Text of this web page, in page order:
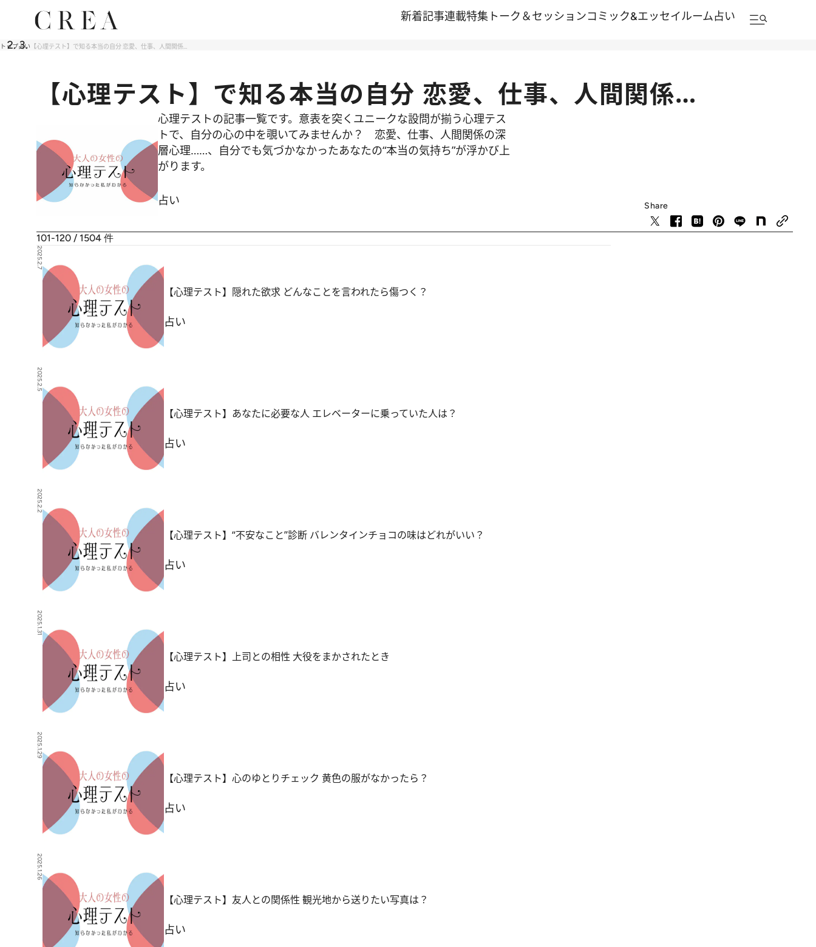
新着記事連載特集 トーク＆セッションコミック&エッセイルーム占い
トップ占い 【心理テスト】で知る本当の自分 恋愛、仕事、人間関係…
【心理テスト】で知る本当の自分 恋愛、仕事、人間関係…
心理テストの記事一覧です。意表を突くユニークな設問が揃う心理テス
トで、自分の心の中を覗いてみませんか？ 恋愛、仕事、人間関係の深
層心理……、自分でも気づかなかったあなたの“本当の気持ち”が浮かび上
がります。
占い Share
101-120 / 1504 件
2025.2.7
【心理テスト】隠れた欲求 どんなことを言われたら傷つく？
占い
2025.2.5
【心理テスト】あなたに必要な人 エレベーターに乗っていた人は？
占い
2025.2.2
【心理テスト】“不安なこと”診断 バレンタインチョコの味はどれがいい？
占い
2025.1.31
【心理テスト】上司との相性 大役をまかされたとき
占い
2025.1.29
【心理テスト】心のゆとりチェック 黄色の服がなかったら？
占い
2025.1.26
【心理テスト】友人との関係性 観光地から送りたい写真は？
占い